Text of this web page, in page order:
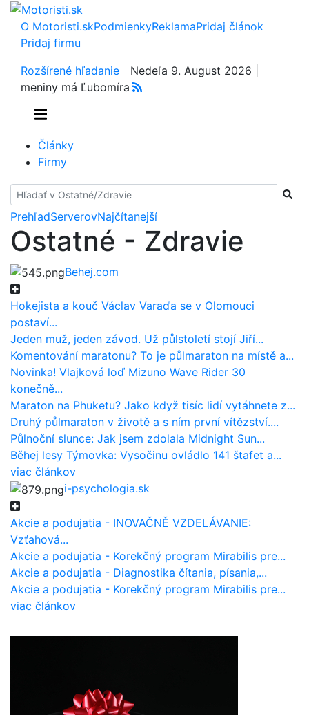
O Motoristi.skPodmienkyReklamaPridaj článok
Pridaj firmu
Rozšírené hľadanie
Nedeľa 9. August 2026 |
meniny má Ľubomíra
Články
Firmy
PrehľadServerovNajčítanejší
Hladať
Ostatné - Zdravie
Behej.com
Hokejista a kouč Václav Varaďa se v Olomouci
postaví...
Jeden muž, jeden závod. Už půlstoletí stojí Jiří...
Komentování maratonu? To je půlmaraton na místě a...
Novinka! Vlajková loď Mizuno Wave Rider 30
konečně...
Maraton na Phuketu? Jako když tisíc lidí vytáhnete z...
Druhý půlmaraton v životě a s ním první vítězství....
Půlnoční slunce: Jak jsem zdolala Midnight Sun...
Běhej lesy Týmovka: Vysočinu ovládlo 141 štafet a...
viac článkov
i-psychologia.sk
Akcie a podujatia - INOVAČNĚ VZDELÁVANIE:
Vzťahová...
Akcie a podujatia - Korekčný program Mirabilis pre...
Akcie a podujatia - Diagnostika čítania, písania,...
Akcie a podujatia - Korekčný program Mirabilis pre...
viac článkov